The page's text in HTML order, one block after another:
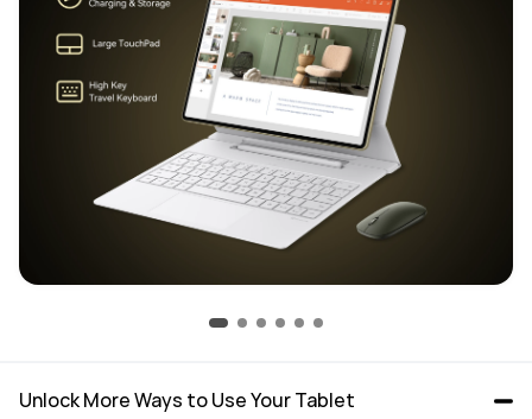
Unlock More Ways to Use Your Tablet